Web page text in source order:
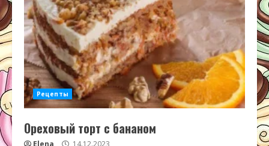
Рецепты
Ореховый торт с бананом
Elena 14.12.2023